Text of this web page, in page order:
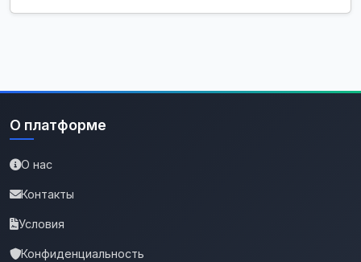
О платформе
О нас
Контакты
Условия
Конфиденциальность